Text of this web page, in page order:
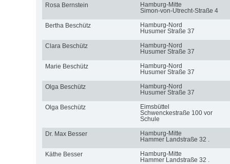
Rosa Bernstein
Hamburg-Mitte
Simon-von-Utrecht-Straße 4
Bertha Beschütz
Hamburg-Nord
Husumer Straße 37
Clara Beschütz
Hamburg-Nord
Husumer Straße 37
Marie Beschütz
Hamburg-Nord
Husumer Straße 37
Olga Beschütz
Hamburg-Nord
Husumer Straße 37
Olga Beschütz
Eimsbüttel
Schwenckestraße 100 vor
Schule
Dr. Max Besser
Hamburg-Mitte
Hammer Landstraße 32 .
Käthe Besser
Hamburg-Mitte
Hammer Landstraße 32 .